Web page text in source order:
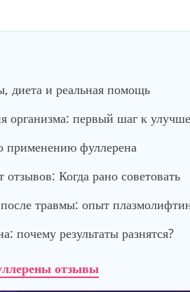
диета и реальная помощь
организма: первый шаг к
применению фуллерена
отзывов: Когда рано советовать
травмы: опыт
почему результаты разнятся?
отзывы